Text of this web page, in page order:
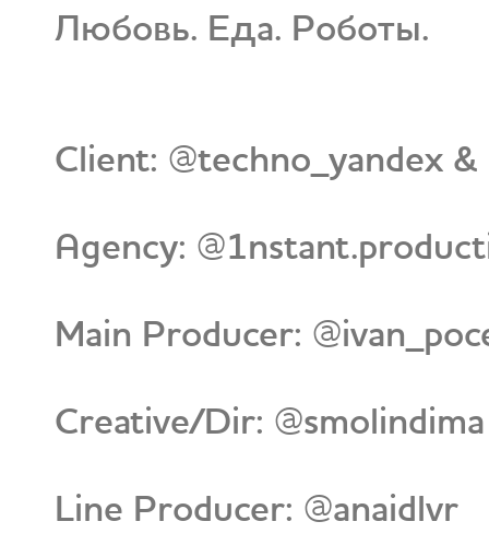
Любовь. Еда. Роботы.
Client: @techno_yandex
Agency:
Main Producer:
Creative/Dir: @smolindima
Line Producer: @anaidlvr